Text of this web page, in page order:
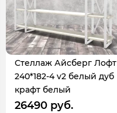
Стеллаж Айсберг Лофт
240*182-4 v2 белый дуб
крафт белый
26490 руб.